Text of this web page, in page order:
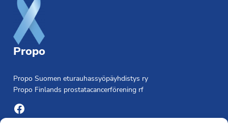
Propo
Propo Suomen eturauhassyöpäyhdistys ry
Propo Finlands prostatacancerförening rf
Facebook